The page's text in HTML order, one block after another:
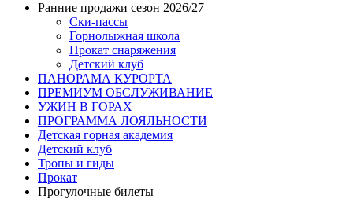
Ранние продажи сезон 2026/27
Ски-пассы
Горнолыжная школа
Прокат снаряжения
Детский клуб
ПАНОРАМА КУРОРТА
ПРЕМИУМ ОБСЛУЖИВАНИЕ
УЖИН В ГОРАХ
ПРОГРАММА ЛОЯЛЬНОСТИ
Детская горная академия
Детский клуб
Тропы и гиды
Прокат
Прогулочные билеты